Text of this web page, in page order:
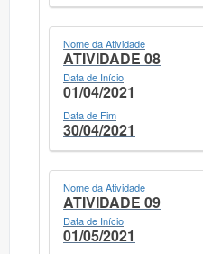
Nome da Atividade
ATIVIDADE 08
Data de Início
01/04/2021
Data de Fim
30/04/2021
Nome da Atividade
ATIVIDADE 09
Data de Início
01/05/2021